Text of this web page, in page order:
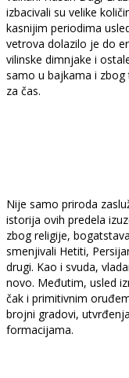
izbacivali su velike
kasnijim periodima
vetrova dolazilo je do
vilinske dimnjake i
samo u bajkama i zbog
za čas.
Nije samo priroda
istorija ovih predela
zbog religije,
smenjivali Hetiti,
drugi. Kao i svuda,
novo. Međutim, usled
čak i primitivnim
brojni gradovi,
formacijama.